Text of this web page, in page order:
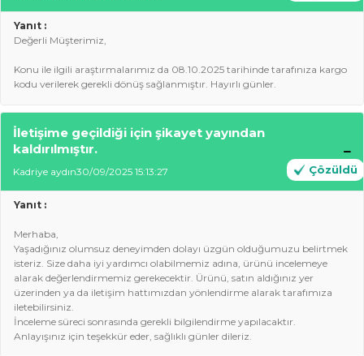
Yanıt :
Değerli Müşterimiz,
Konu ile ilgili araştırmalarımız da 08.10.2025 tarihinde tarafınıza kargo
kodu verilerek gerekli dönüş sağlanmıştır. Hayırlı günler.
İletişime geçildiği için şikayet yayından
kaldırılmıştır.
Çözüldü
Kadriye aydın30/09/2025 15:13:27
Yanıt :
Merhaba,
Yaşadığınız olumsuz deneyimden dolayı üzgün olduğumuzu belirtmek
isteriz. Size daha iyi yardımcı olabilmemiz adına, ürünü incelemeye
alarak değerlendirmemiz gerekecektir. Ürünü, satın aldığınız yer
üzerinden ya da iletişim hattımızdan yönlendirme alarak tarafımıza
iletebilirsiniz.
İnceleme süreci sonrasında gerekli bilgilendirme yapılacaktır.
Anlayışınız için teşekkür eder, sağlıklı günler dileriz.